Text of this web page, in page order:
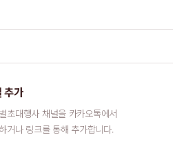
추가
초대행사 채널을 카카오톡에서
거나 링크를 통해 추가합니다.